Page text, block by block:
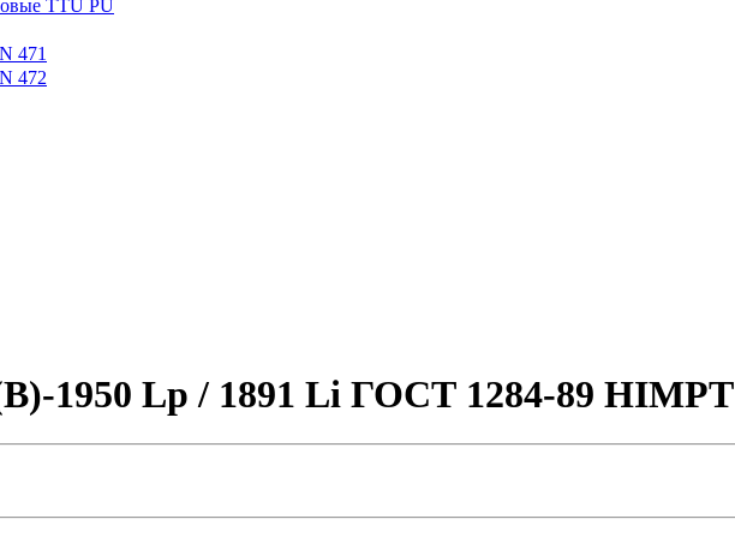
TTU PU
471
472
1950 Lp / 1891 Li ГОСТ 1284-89 HIMPT